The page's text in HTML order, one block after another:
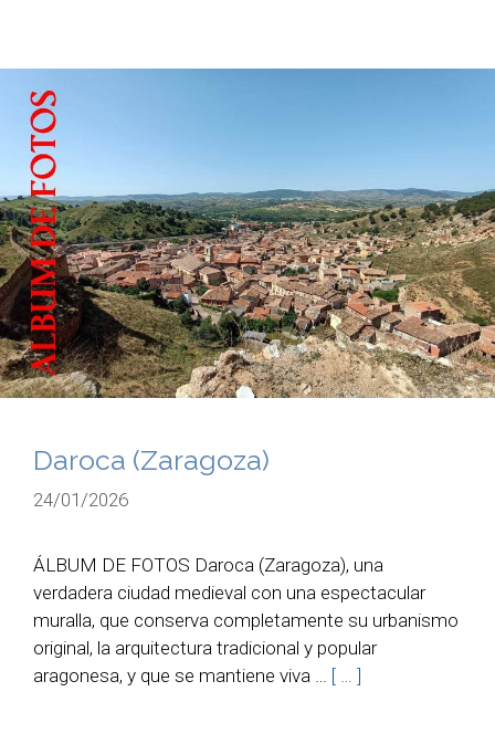
Daroca (Zaragoza)
24/01/2026
ÁLBUM DE FOTOS Daroca (Zaragoza), una
verdadera ciudad medieval con una espectacular
muralla, que conserva completamente su urbanismo
original, la arquitectura tradicional y popular
aragonesa, y que se mantiene viva … [ … ]